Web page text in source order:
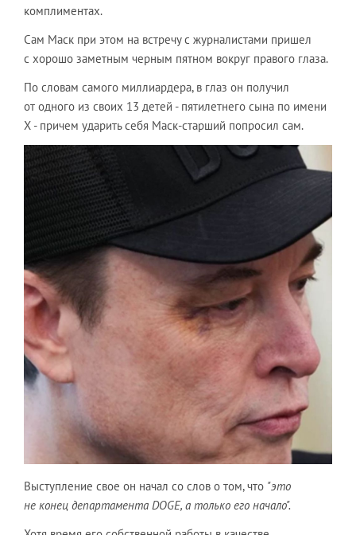
комплиментах.
Сам Маск при этом на встречу с журналистами пришел
с хорошо заметным черным пятном вокруг правого глаза.
По словам самого миллиардера, в глаз он получил
от одного из своих 13 детей - пятилетнего сына по имени
Х - причем ударить себя Маск-старший попросил сам.
Выступление свое он начал со слов о том, что "это
не конец департамента DOGE, а только его начало".